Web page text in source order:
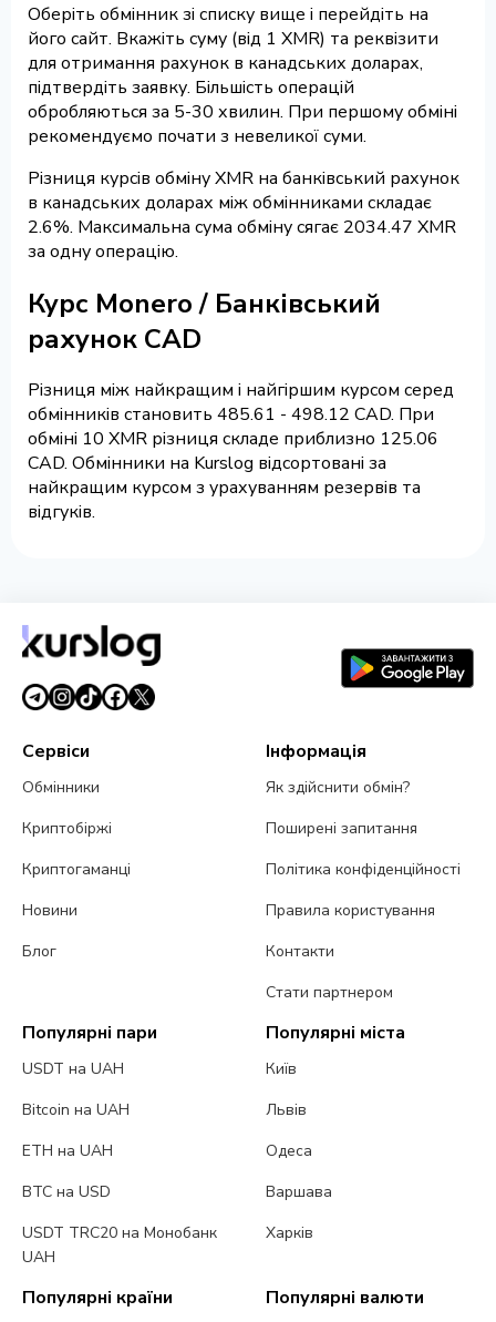
Оберіть обмінник зі списку вище і перейдіть на
його сайт. Вкажіть суму (від 1 XMR) та реквізити
для отримання рахунок в канадських доларах,
підтвердіть заявку. Більшість операцій
обробляються за 5-30 хвилин. При першому обміні
рекомендуємо почати з невеликої суми.
Різниця курсів обміну XMR на банківський рахунок
в канадських доларах між обмінниками складає
2.6%. Максимальна сума обміну сягає 2034.47 XMR
за одну операцію.
Курс Monero / Банківський
рахунок CAD
Різниця між найкращим і найгіршим курсом серед
обмінників становить 485.61 - 498.12 CAD. При
обміні 10 XMR різниця складе приблизно 125.06
CAD. Обмінники на Kurslog відсортовані за
найкращим курсом з урахуванням резервів та
відгуків.
Сервіси
Обмінники
Криптобіржі
Криптогаманці
Новини
Блог
Інформація
Як здійснити обмін?
Поширені запитання
Політика конфіденційності
Правила користування
Контакти
Стати партнером
Популярні пари
USDT на UAH
Bitcoin на UAH
ETH на UAH
BTC на USD
USDT TRC20 на Монобанк
UAH
Популярні міста
Київ
Львів
Одеса
Варшава
Харків
Популярні країни Популярні валюти